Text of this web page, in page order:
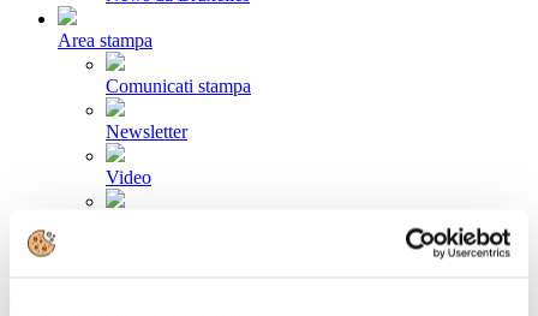
Area stampa
Comunicati stampa
Newsletter
Video